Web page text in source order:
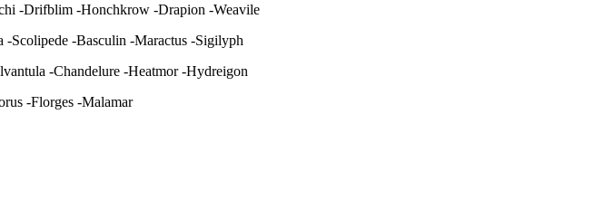
-Drifblim -Honchkrow -Drapion -Weavile
Scolipede -Basculin -Maractus -Sigilyph
-Chandelure -Heatmor -Hydreigon
-Florges -Malamar